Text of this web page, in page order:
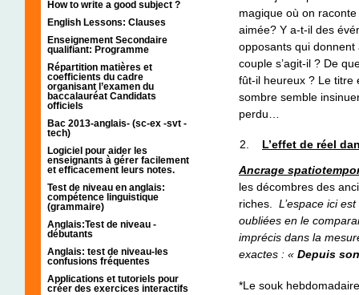
How to write a good subject ?
English Lessons: Clauses
Enseignement Secondaire
qualifiant: Programme
Répartition matières et
coefficients du cadre
organisant l’examen du
baccalauréat Candidats
officiels
Bac 2013-anglais- (sc-ex -svt -
tech)
Logiciel pour aider les
enseignants à gérer facilement
et efficacement leurs notes.
Test de niveau en anglais:
compétence linguistique
(grammaire)
Anglais:Test de niveau -
débutants
Anglais: test de niveau-les
confusions fréquentes
Applications et tutoriels pour
créer des exercices interactifs
magique où on
aimée? Y a-t-il des
opposants qui
couple s’agit-il ? De
fût-il heureux ? Le titre
sombre semble
perdu…
L’effet de réel
Ancrage
les décombres des
riches. L’espace ici
oubliées en le
imprécis dans la
exactes : « Depuis
*Le souk